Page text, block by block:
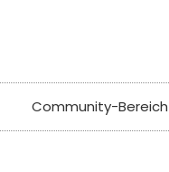
Community-Bereich